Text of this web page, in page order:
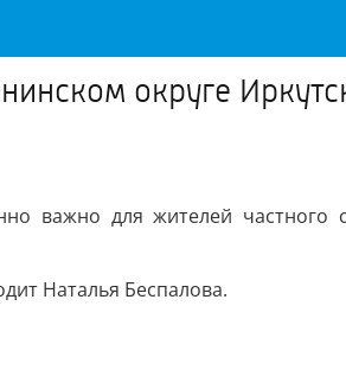
округе
важно для жителей частного
Наталья Беспалова.